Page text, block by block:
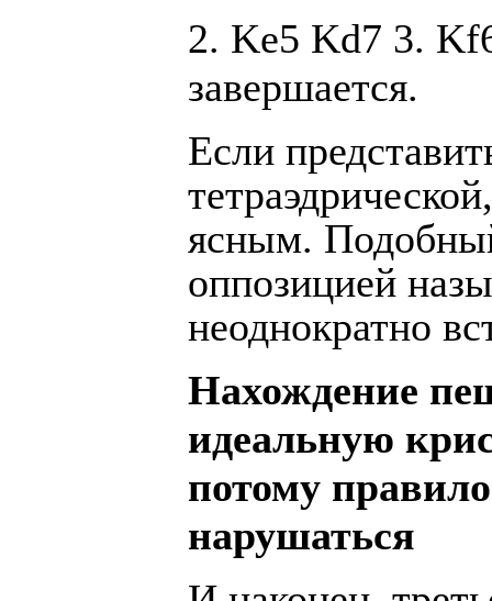
2. Ke5 Kd7 3.
завершается.
Если
ясным.
оппозицией
неоднократно
Нахождение
идеальную
потому
нарушаться